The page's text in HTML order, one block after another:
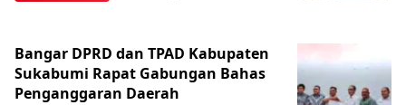
Bangar DPRD dan TPAD Kabupaten
Sukabumi Rapat Gabungan Bahas
Penganggaran Daerah